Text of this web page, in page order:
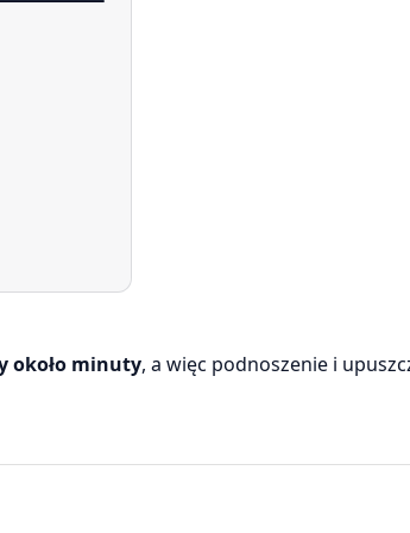
około minuty, a więc podnoszenie i